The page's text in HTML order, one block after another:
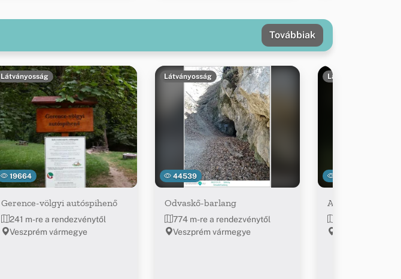
Továbbiak
19664
Látványosság
Gerence-völgyi autóspihenő
241 m-re a rendezvénytől
Veszprém vármegye
44539
Látványosság
Odvaskő-barlang
774 m-re a rendezvénytől
Veszprém vármegye
Látványosság
Autós-turista